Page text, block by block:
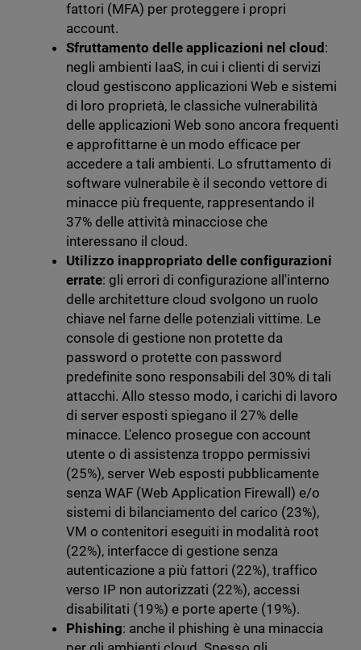
fattori (MFA) per proteggere i propri
account.
Sfruttamento delle applicazioni nel cloud :
negli ambienti IaaS, in cui i clienti di servizi
cloud gestiscono applicazioni Web e sistemi
di loro proprietà, le classiche vulnerabilità
delle applicazioni Web sono ancora frequenti
e approfittarne è un modo efficace per
accedere a tali ambienti. Lo sfruttamento di
software vulnerabile è il secondo vettore di
minacce più frequente, rappresentando il
37% delle attività minacciose che
interessano il cloud.
Utilizzo inappropriato delle configurazioni
errate: gli errori di configurazione all'interno
delle architetture cloud svolgono un ruolo
chiave nel farne delle potenziali vittime. Le
console di gestione non protette da
password o protette con password
predefinite sono responsabili del 30% di tali
attacchi. Allo stesso modo, i carichi di lavoro
di server esposti spiegano il 27% delle
minacce. L'elenco prosegue con account
utente o di assistenza troppo permissivi
(25%), server Web esposti pubblicamente
senza WAF (Web Application Firewall) e/o
sistemi di bilanciamento del carico (23%),
VM o contenitori eseguiti in modalità root
(22%), interfacce di gestione senza
autenticazione a più fattori (22%), traffico
verso IP non autorizzati (22%), accessi
disabilitati (19%) e porte aperte (19%).
Phishing: anche il phishing è una minaccia